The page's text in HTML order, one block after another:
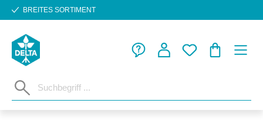
Zum Hauptinhalt springen
BREITES SORTIMENT